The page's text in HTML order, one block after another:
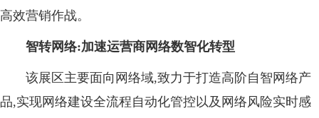
高效营销作战。
智转网络:加速运营商网络数智化转型
该展区主要面向网络域,致力于打造高阶自智网络产
品,实现网络建设全流程自动化管控以及网络风险实时感